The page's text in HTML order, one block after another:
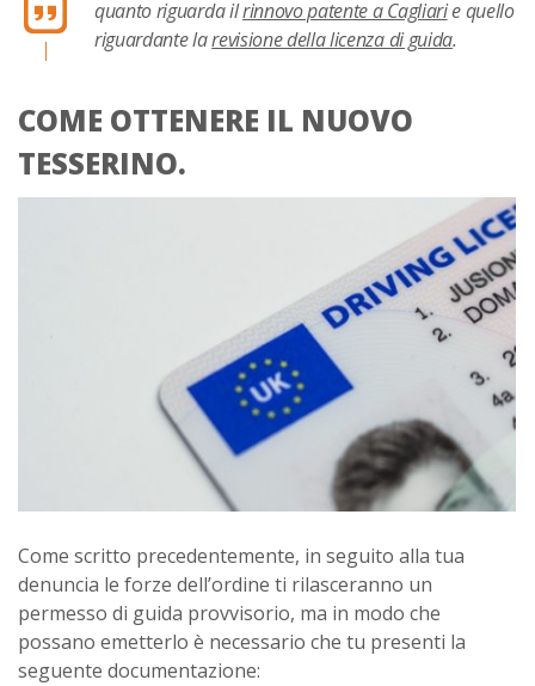
quanto riguarda ilrinnovo patente a Cagliarie quello
riguardante larevisione della licenza di guida.
COME OTTENERE IL NUOVO
TESSERINO.
Come scritto precedentemente, in seguito alla tua
denuncia le forze dell’ordine ti rilasceranno un
permesso di guida provvisorio, ma in modo che
possano emetterlo è necessario che tu presenti la
seguente documentazione: